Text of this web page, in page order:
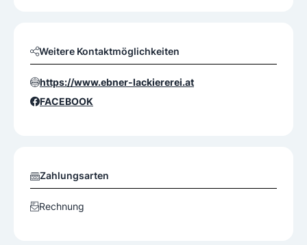
Weitere Kontaktmöglichkeiten
https://www.ebner-lackiererei.at
FACEBOOK
Zahlungsarten
Rechnung